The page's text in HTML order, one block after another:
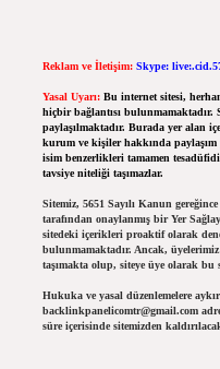
Reklam ve İletişim: Skype:
Yasal Uyarı: Bu internet sitesi,
hiçbir bağlantısı bulunmamaktadır.
paylaşılmaktadır. Burada yer alan
kurum ve kişiler hakkında
isim benzerlikleri tamamen
tavsiye niteliği taşımazlar.
Sitemiz, 5651 Sayılı Kanun
tarafından onaylanmış bir Yer
sitedeki içerikleri proaktif olarak
bulunmamaktadır. Ancak,
taşımakta olup, siteye üye olarak
Hukuka ve yasal düzenlemelere
backlinkpanelicomtr@gmail.com
süre içerisinde sitemizden